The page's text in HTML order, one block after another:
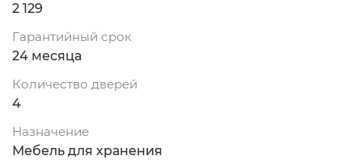
2 129
Гарантийный срок
24 месяца
Количество дверей
4
Назначение
Мебель для хранения